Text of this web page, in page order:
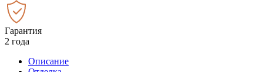
Гарантия
2 года
Описание